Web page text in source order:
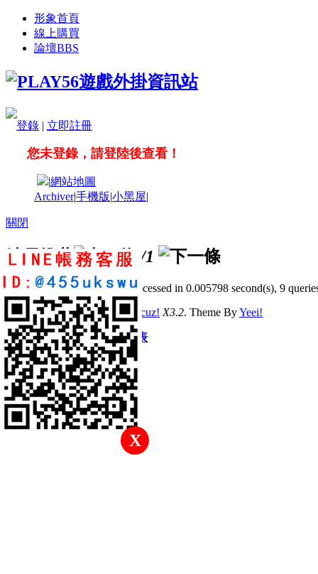
形象首頁
線上購買
論壇BBS
登錄 | 立即註冊
您未登錄，請登陸後查看！
X
|網站地圖
Archiver|手機版|小黑屋|
關閉
站長推薦 /1
GMT+8, 2026-8-6 21:22, Processed in 0.005798 second(s), 9
© 2001-2011 Powered byDiscuz! X3.2. Theme ByYeei!
快速回復 返回頂部 返回列表